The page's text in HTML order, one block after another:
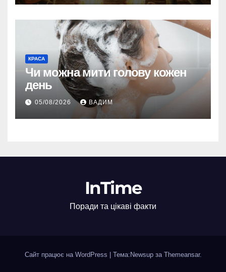
КРАСА
Чи можна мити голову кожен
день
05/08/2026 ВАДИМ
InTime
Поради та цікаві факти
Сайт працює на WordPress Тема:Newsup за Themeansar.